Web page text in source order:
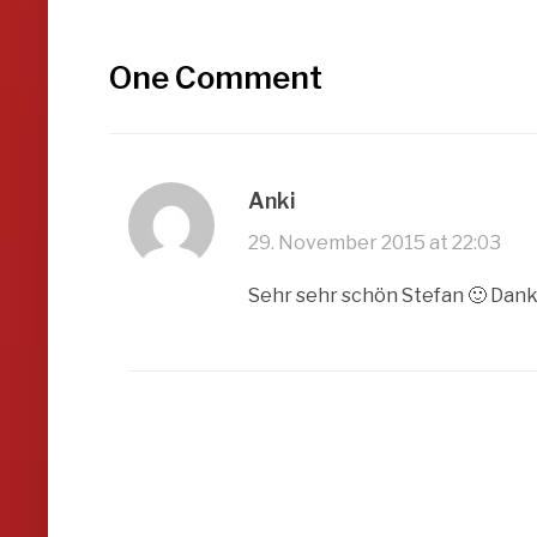
One Comment
Anki
29. November 2015 at 22:03
Sehr sehr schön Stefan 🙂